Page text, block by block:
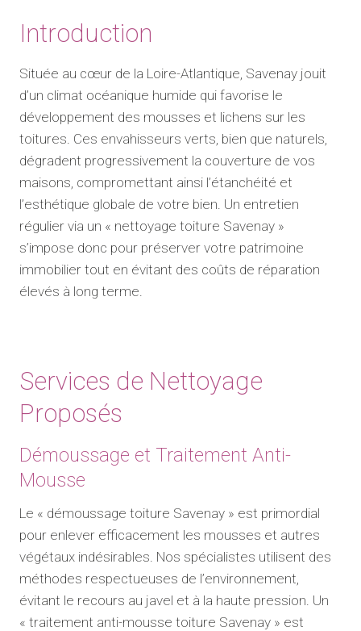
Introduction
Située au cœur de la Loire-Atlantique, Savenay jouit
d’un climat océanique humide qui favorise le
développement des mousses et lichens sur les
toitures. Ces envahisseurs verts, bien que naturels,
dégradent progressivement la couverture de vos
maisons, compromettant ainsi l’étanchéité et
l’esthétique globale de votre bien. Un entretien
régulier via un « nettoyage toiture Savenay »
s’impose donc pour préserver votre patrimoine
immobilier tout en évitant des coûts de réparation
élevés à long terme.
Services de Nettoyage
Proposés
Démoussage et Traitement Anti-
Mousse
Le « démoussage toiture Savenay » est primordial
pour enlever efficacement les mousses et autres
végétaux indésirables. Nos spécialistes utilisent des
méthodes respectueuses de l’environnement,
évitant le recours au javel et à la haute pression. Un
« traitement anti-mousse toiture Savenay » est